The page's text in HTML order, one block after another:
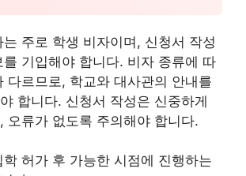
주로 학생 비자이며, 신청서 작성
기입해야 합니다. 비자 종류에 따
다르므로, 학교와 대사관의 안내를
합니다. 신청서 작성은 신중하게
오류가 없도록 주의해야 합니다.
허가 후 가능한 시점에 진행하는